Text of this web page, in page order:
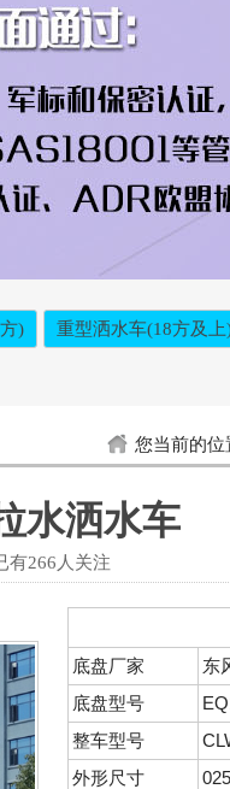
) 重型洒水车(18方及上
您当前的位
水洒水车
有266人关注
底盘厂家
东
底盘型号
整车型号
外形尺寸